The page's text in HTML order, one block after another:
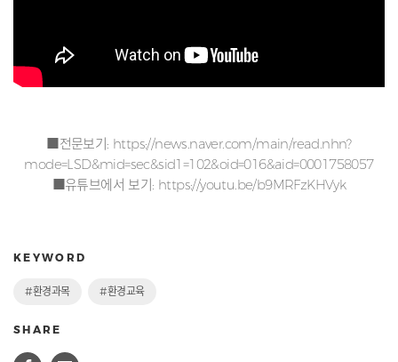
■전문보기: https://news.naver.com/main/read.nhn?
mode=LSD&mid=sec&sid1=102&oid=016&aid=0001758057
■유튜브에서 보기: https://youtu.be/b9MRFzKHVyk
KEYWORD
#환경과목 #환경교육
SHARE